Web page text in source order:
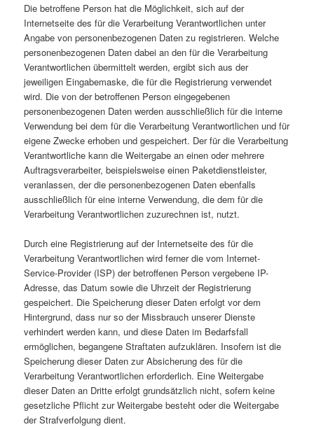
Die betroffene Person hat die Möglichkeit, sich auf der
Internetseite des für die Verarbeitung Verantwortlichen unter
Angabe von personenbezogenen Daten zu registrieren. Welche
personenbezogenen Daten dabei an den für die Verarbeitung
Verantwortlichen übermittelt werden, ergibt sich aus der
jeweiligen Eingabemaske, die für die Registrierung verwendet
wird. Die von der betroffenen Person eingegebenen
personenbezogenen Daten werden ausschließlich für die interne
Verwendung bei dem für die Verarbeitung Verantwortlichen und für
eigene Zwecke erhoben und gespeichert. Der für die Verarbeitung
Verantwortliche kann die Weitergabe an einen oder mehrere
Auftragsverarbeiter, beispielsweise einen Paketdienstleister,
veranlassen, der die personenbezogenen Daten ebenfalls
ausschließlich für eine interne Verwendung, die dem für die
Verarbeitung Verantwortlichen zuzurechnen ist, nutzt.
Durch eine Registrierung auf der Internetseite des für die
Verarbeitung Verantwortlichen wird ferner die vom Internet-
Service-Provider (ISP) der betroffenen Person vergebene IP-
Adresse, das Datum sowie die Uhrzeit der Registrierung
gespeichert. Die Speicherung dieser Daten erfolgt vor dem
Hintergrund, dass nur so der Missbrauch unserer Dienste
verhindert werden kann, und diese Daten im Bedarfsfall
ermöglichen, begangene Straftaten aufzuklären. Insofern ist die
Speicherung dieser Daten zur Absicherung des für die
Verarbeitung Verantwortlichen erforderlich. Eine Weitergabe
dieser Daten an Dritte erfolgt grundsätzlich nicht, sofern keine
gesetzliche Pflicht zur Weitergabe besteht oder die Weitergabe
der Strafverfolgung dient.